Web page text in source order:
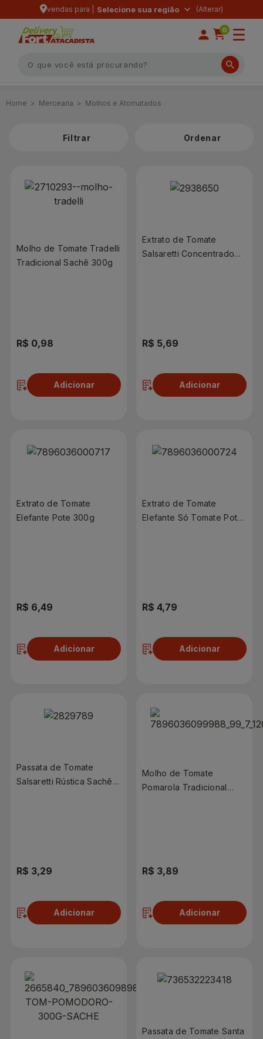
vendas para | Selecione sua região
0
Mercearia Molhos e Atomatados
Filtrar
Molho de Tomate Tradelli
Tradicional Sachê 300g
R$ 0,98
Adicionar
Extrato de Tomate
Salsaretti Concentrado
R$ 5,69
Adicionar
Extrato de Tomate
Elefante Pote 300g
R$ 6,49
Adicionar
Extrato de Tomate
Elefante Só Tomate Pote
R$ 4,79
Adicionar
Passata de Tomate
Salsaretti Rústica Sachê
R$ 3,29
Adicionar
Molho de Tomate
Pomarola Tradicional
R$ 3,89
Adicionar
Passata de Tomate Santa